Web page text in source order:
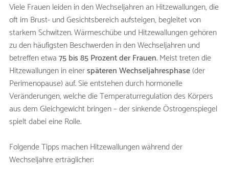
Viele Frauen leiden in den Wechseljahren an Hitzewallungen, die
oft im Brust- und Gesichtsbereich aufsteigen, begleitet von
starkem Schwitzen. Wärmeschübe und Hitzewallungen gehören
zu den häufigsten Beschwerden in den Wechseljahren und
betreffen etwa75 bis 85 Prozentder Frauen. Meist treten die
Hitzewallungen in einerspäteren Wechseljahresphase(der
Perimenopause) auf. Sie entstehen durch hormonelle
Veränderungen, welche die Temperaturregulation des Körpers
aus dem Gleichgewicht bringen – der sinkende Östrogenspiegel
spielt dabei eine Rolle.
Folgende Tipps machen Hitzewallungen während der
Wechseljahre erträglicher: